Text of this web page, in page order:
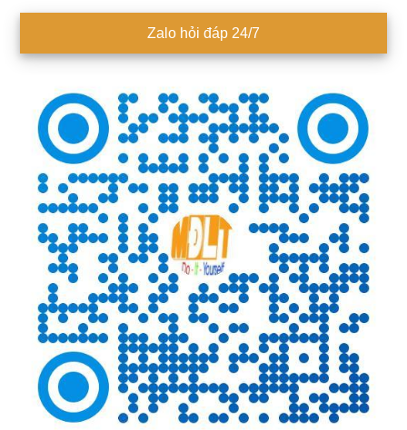
chính
Zalo hỏi đáp 24/7